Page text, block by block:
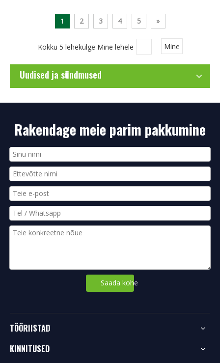
1 2 3 4 5 »
Kokku 5 lehekülge Mine lehele Mine
Uudised ja sündmused
Rakendage meie parim pakkumine
Saada kohe
TÖÖRIISTAD
KINNITUSED